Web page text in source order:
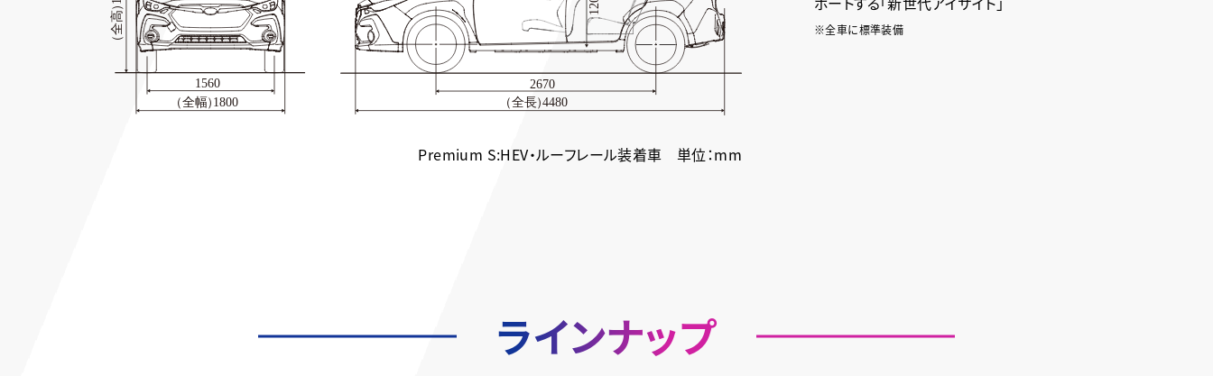
Premium S:HEV・ルーフレール装着車 単位：mm
※全車に標準装備
ラインナップ